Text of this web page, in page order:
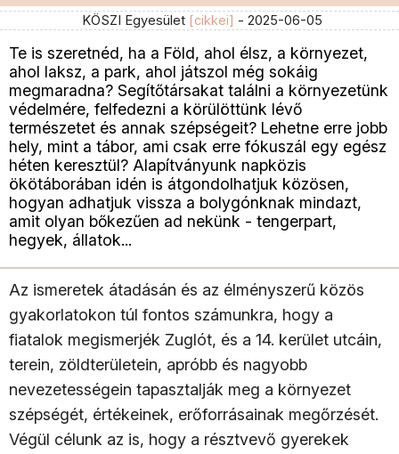
KÖSZI Egyesület [cikkei] - 2025-06-05
Te is szeretnéd, ha a Föld, ahol élsz, a környezet,
ahol laksz, a park, ahol játszol még sokáig
megmaradna? Segítőtársakat találni a környezetünk
védelmére, felfedezni a körülöttünk lévő
természetet és annak szépségeit? Lehetne erre jobb
hely, mint a tábor, ami csak erre fókuszál egy egész
héten keresztül? Alapítványunk napközis
ökötáborában idén is átgondolhatjuk közösen,
hogyan adhatjuk vissza a bolygónknak mindazt,
amit olyan bőkezűen ad nekünk - tengerpart,
hegyek, állatok...
Az ismeretek átadásán és az élményszerű közös
gyakorlatokon túl fontos számunkra, hogy a
fiatalok megismerjék Zuglót, és a 14. kerület utcáin,
terein, zöldterületein, apróbb és nagyobb
nevezetességein tapasztalják meg a környezet
szépségét, értékeinek, erőforrásainak megőrzését.
Végül célunk az is, hogy a résztvevő gyerekek